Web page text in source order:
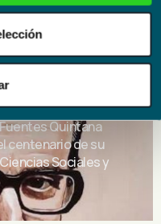
Quintana
centenario de su
Sociales y